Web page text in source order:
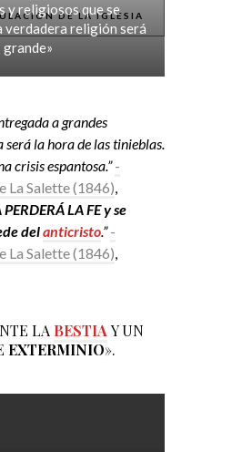
DE LA IGLESIA
y religiosos que se
verdadera religión será
grande»
a grandes
será la hora de las tinieblas.
crisis espantosa.” -
La Salette (1846),
LA FE y se
delanticristo.” -
La Salette (1846),
LA BESTIA Y UN
EXTERMINIO».